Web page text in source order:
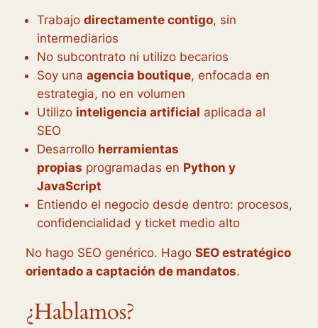
Trabajo directamente contigo, sin
intermediarios
No subcontrato ni utilizo becarios
Soy una agencia boutique, enfocada en
estrategia, no en volumen
Utilizo inteligencia artificial aplicada al
SEO
Desarrollo herramientas
propias programadas en Python y
JavaScript
Entiendo el negocio desde dentro: procesos,
confidencialidad y ticket medio alto
No hago SEO genérico. Hago SEO estratégico
orientado a captación de mandatos.
¿Hablamos?